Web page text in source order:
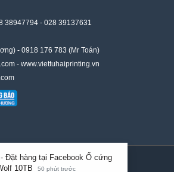
38947794 - 028 39137631
- 0918 176 783 (Mr Toán)
- www.viettuhaiprinting.vn
ty THHH TMDV Việt Tứ Hải
- Đặt hàng tại Facebook Ổ cứng
10TB
50 phút trước